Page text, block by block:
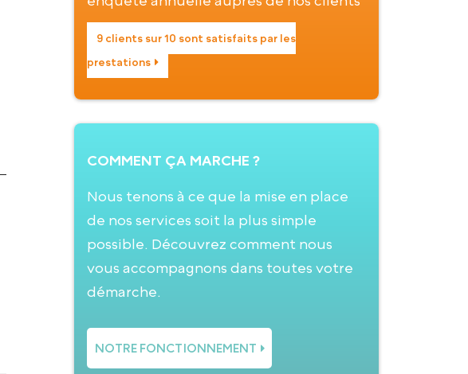
9 clients sur 10 sont satisfaits par les
prestations
COMMENT ÇA MARCHE ?
Nous tenons à ce que la mise en place
de nos services soit la plus simple
possible. Découvrez comment nous
vous accompagnons dans toutes votre
démarche.
NOTRE FONCTIONNEMENT